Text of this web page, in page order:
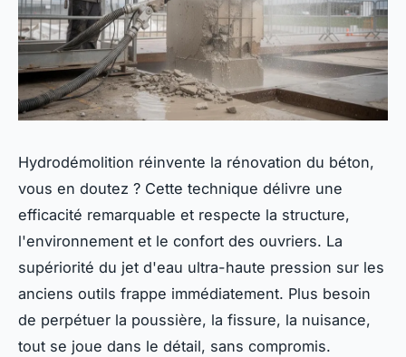
Hydrodémolition réinvente la rénovation du béton,
vous en doutez ? Cette technique délivre une
efficacité remarquable et respecte la structure,
l'environnement et le confort des ouvriers. La
supériorité du jet d'eau ultra-haute pression sur les
anciens outils frappe immédiatement. Plus besoin
de perpétuer la poussière, la fissure, la nuisance,
tout se joue dans le détail, sans compromis.